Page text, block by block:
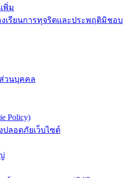
พิ่ม
งเรียนการทุจริตและประพฤติมิชอบ
วนบุคคล
Policy)
ลอดภัยเว็บไซต์